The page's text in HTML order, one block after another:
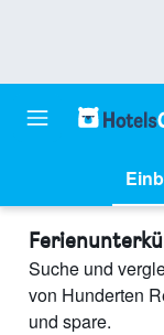
Suche und
von Hunderten
und spare.